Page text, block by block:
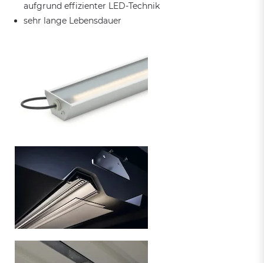
aufgrund effizienter LED-Technik
sehr lange Lebensdauer